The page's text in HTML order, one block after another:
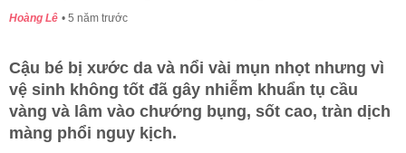
Hoàng Lê 5 năm trước
Cậu bé bị xước da và nổi vài mụn nhọt nhưng vì
vệ sinh không tốt đã gây nhiễm khuẩn tụ cầu
vàng và lâm vào chướng bụng, sốt cao, tràn dịch
màng phổi nguy kịch.